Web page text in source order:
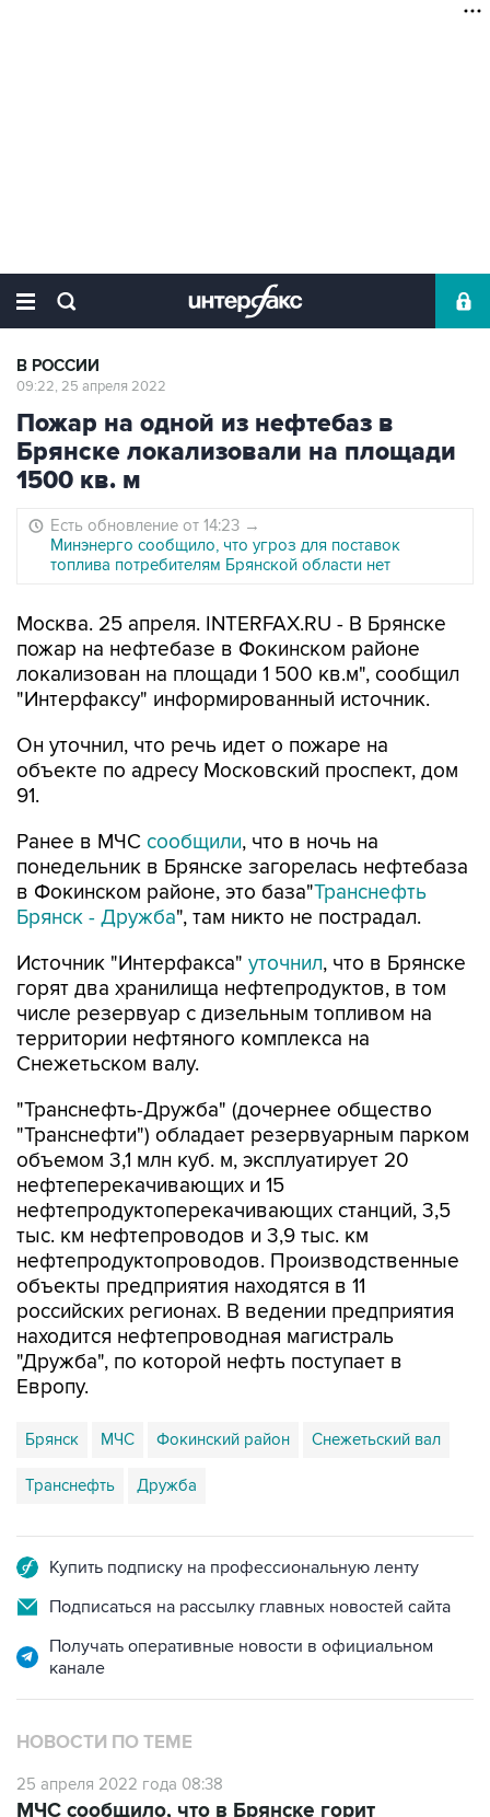
В РОССИИ
09:22, 25 апреля 2022
Пожар на одной из нефтебаз в
Брянске локализовали на площади
1500 кв. м
Есть обновление от 14:23 →
Минэнерго сообщило, что угроз для поставок
топлива потребителям Брянской области нет
Москва. 25 апреля. INTERFAX.RU - В Брянске
пожар на нефтебазе в Фокинском районе
локализован на площади 1 500 кв.м", сообщил
"Интерфаксу" информированный источник.
Он уточнил, что речь идет о пожаре на
объекте по адресу Московский проспект, дом
91.
Ранее в МЧС сообщили, что в ночь на
понедельник в Брянске загорелась нефтебаза
в Фокинском районе, это база"Транснефть
Брянск - Дружба", там никто не пострадал.
Источник "Интерфакса" уточнил, что в Брянске
горят два хранилища нефтепродуктов, в том
числе резервуар с дизельным топливом на
территории нефтяного комплекса на
Снежетьском валу.
"Транснефть-Дружба" (дочернее общество
"Транснефти") обладает резервуарным парком
объемом 3,1 млн куб. м, эксплуатирует 20
нефтеперекачивающих и 15
нефтепродуктоперекачивающих станций, 3,5
тыс. км нефтепроводов и 3,9 тыс. км
нефтепродуктопроводов. Производственные
объекты предприятия находятся в 11
российских регионах. В ведении предприятия
находится нефтепроводная магистраль
"Дружба", по которой нефть поступает в
Европу.
Брянск МЧС Фокинский район Снежетьский вал
Транснефть Дружба
Купить подписку на профессиональную ленту
Подписаться на рассылку главных новостей сайта
Получать оперативные новости в официальном
канале
НОВОСТИ ПО ТЕМЕ
25 апреля 2022 года 08:38
МЧС сообщило, что в Брянске горит